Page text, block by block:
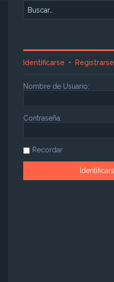
Identificarse • Registrarse
Nombre de Usuario:
Contraseña:
Recordar